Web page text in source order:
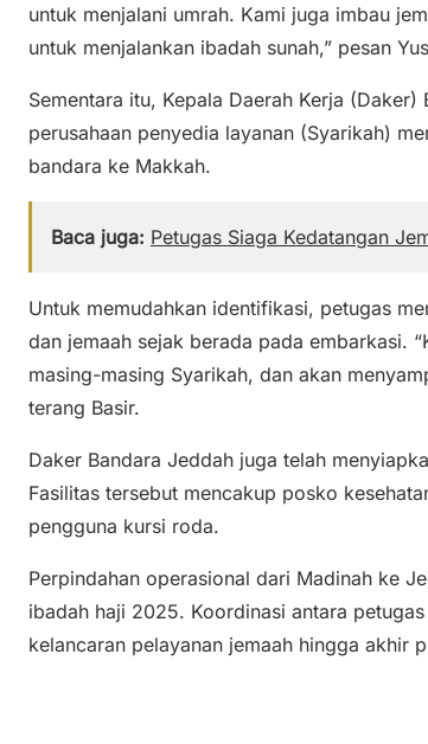
untuk menjalani umrah. Kami juga imbau
untuk menjalankan ibadah sunah,” pesan
Sementara itu, Kepala Daerah Kerja
perusahaan penyedia layanan (Syarikah)
bandara ke Makkah.
Baca juga: Petugas Siaga Kedatangan
Untuk memudahkan identifikasi, petugas
dan jemaah sejak berada pada embarkasi.
masing-masing Syarikah, dan akan
terang Basir.
Daker Bandara Jeddah juga telah
Fasilitas tersebut mencakup posko
pengguna kursi roda.
Perpindahan operasional dari Madinah ke
ibadah haji 2025. Koordinasi antara
kelancaran pelayanan jemaah hingga akhir